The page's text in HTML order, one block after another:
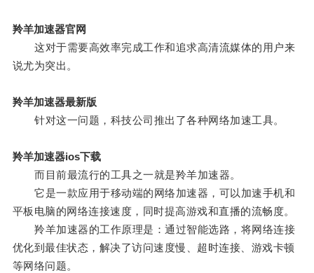
羚羊加速器官网
这对于需要高效率完成工作和追求高清流媒体的用户来
说尤为突出。
羚羊加速器最新版
针对这一问题，科技公司推出了各种网络加速工具。
羚羊加速器ios下载
而目前最流行的工具之一就是羚羊加速器。
它是一款应用于移动端的网络加速器，可以加速手机和
平板电脑的网络连接速度，同时提高游戏和直播的流畅度。
羚羊加速器的工作原理是：通过智能选路，将网络连接
优化到最佳状态，解决了访问速度慢、超时连接、游戏卡顿
等网络问题。